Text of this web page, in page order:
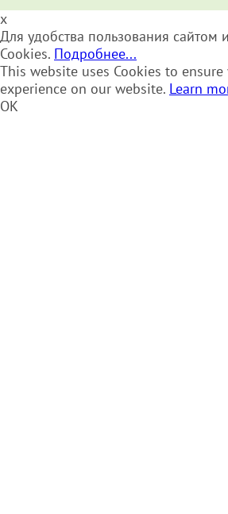
x
Для удобства пользования сайтом
Cookies. Подробнее...
This website uses Cookies to
experience on our website. Learn
OK